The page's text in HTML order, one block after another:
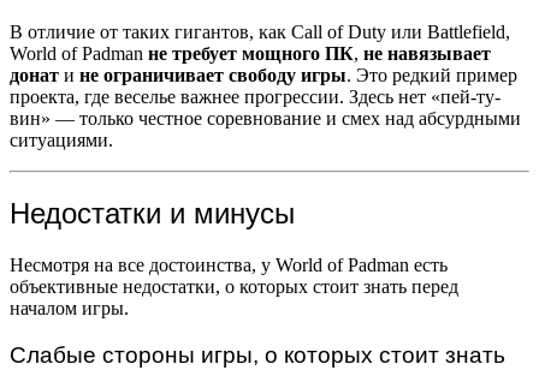
В отличие от таких гигантов, как Call of Duty или Battlefield,
World of Padman не требует мощного ПК, не навязывает
донат и не ограничивает свободу игры. Это редкий пример
проекта, где веселье важнее прогрессии. Здесь нет «пей-ту-
вин» — только честное соревнование и смех над абсурдными
ситуациями.
Недостатки и минусы
Несмотря на все достоинства, у World of Padman есть
объективные недостатки, о которых стоит знать перед
началом игры.
Слабые стороны игры, о которых стоит знать